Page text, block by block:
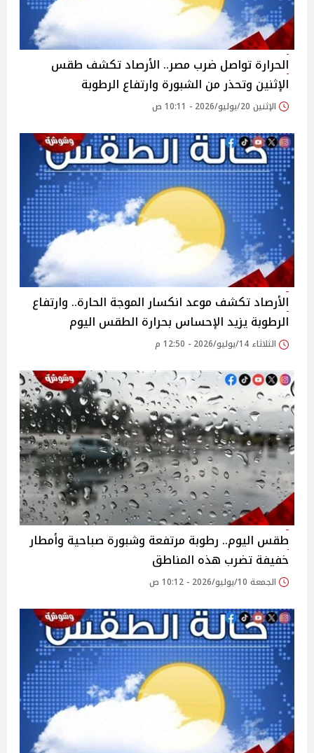
الحرارة تواصل ضرب مصر.. الأرصاد تكشف طقس
الإثنين وتحذر من الشبورة وارتفاع الرطوبة
الإثنين 20/يوليو/2026 - 10:11 ص
الأرصاد تكشف موعد انكسار الموجة الحارة.. وارتفاع
الرطوبة يزيد الإحساس بحرارة الطقس اليوم
الثلاثاء 14/يوليو/2026 - 12:50 م
طقس اليوم.. رطوبة مرتفعة وشبورة صباحية وأمطار
خفيفة تضرب هذه المناطق
الجمعة 10/يوليو/2026 - 10:12 ص